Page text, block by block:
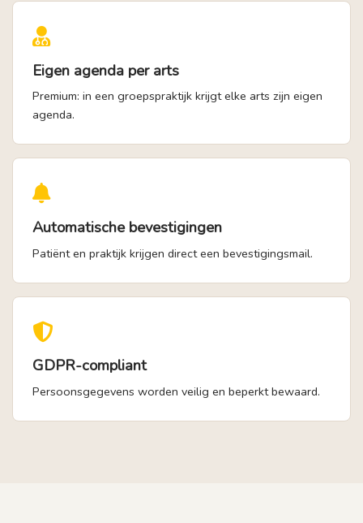
Eigen agenda per arts
Premium: in een groepspraktijk krijgt elke arts zijn eigen
agenda.
Automatische bevestigingen
Patiënt en praktijk krijgen direct een bevestigingsmail.
GDPR-compliant
Persoonsgegevens worden veilig en beperkt bewaard.